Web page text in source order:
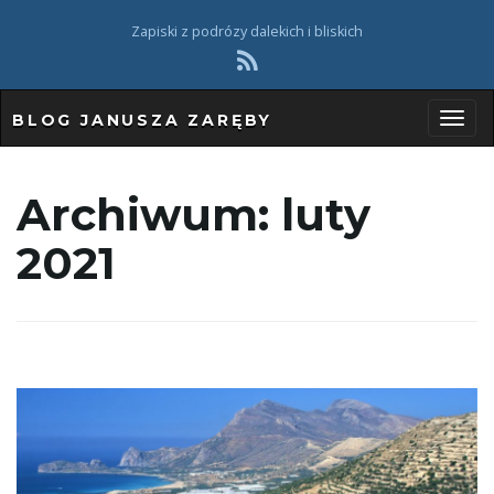
Zapiski z podrózy dalekich i bliskich
e
BLOG JANUSZA ZARĘBY
Archiwum: luty
2021